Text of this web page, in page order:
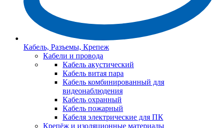
Кабель, Разъемы, Крепеж
Кабели и провода
Кабель акустический
Кабель витая пара
Кабель комбинированный для
видеонаблюдения
Кабель охранный
Кабель пожарный
Кабеля электрические для ПК
Крепёж и изоляционные материалы